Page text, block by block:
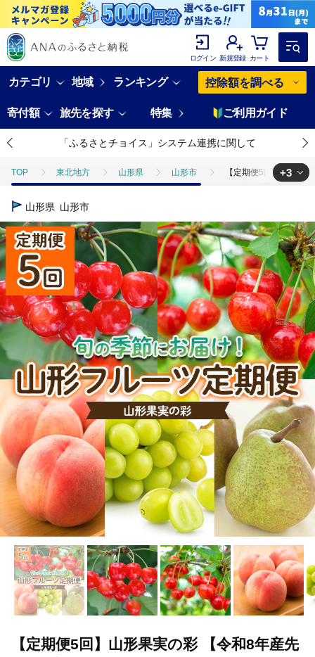
ログイン 新規登録 カート
カテゴリ 地域 ランキング 控除額を調べる
寄付額 旅先を探す 特集 ご利用ガイド
「ふるさとチョイス」システム連携に関して
TOP 東北地方 山形県 山形市 【定期便5回】山形果
TOP
TOP フルーツ もも 【定期便5回】山形果実の彩 【令和8年
TOP フルーツ さくらんぼ 【定期便5回】山形果実の彩 【
+3
山形県 山形市
【定期便5回】山形果実の彩 【令和8年産先